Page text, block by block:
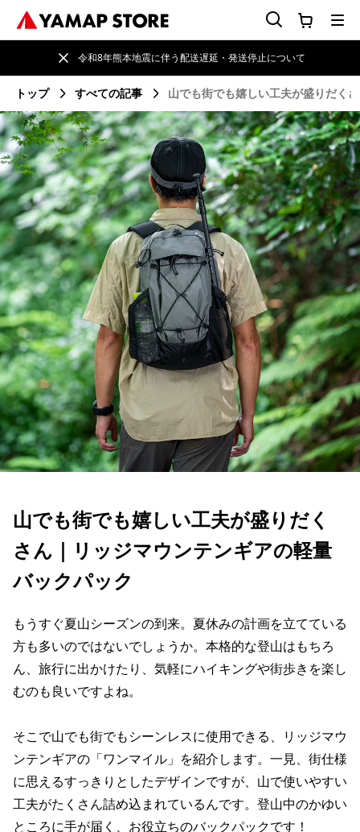
令和8年熊本地震に伴う配送遅延・発送停止について
トップ すべての記事 山でも街でも嬉しい工夫が盛りだく
山でも街でも嬉しい工夫が盛りだく
さん｜リッジマウンテンギアの軽量
バックパック
もうすぐ夏山シーズンの到来。夏休みの計画を立てている
方も多いのではないでしょうか。本格的な登山はもちろ
ん、旅行に出かけたり、気軽にハイキングや街歩きを楽し
むのも良いですよね。
そこで山でも街でもシーンレスに使用できる、リッジマウ
ンテンギアの「ワンマイル」を紹介します。一見、街仕様
に思えるすっきりとしたデザインですが、山で使いやすい
工夫がたくさん詰め込まれているんです。登山中のかゆい
ところに手が届く、お役立ちのバックパックです！